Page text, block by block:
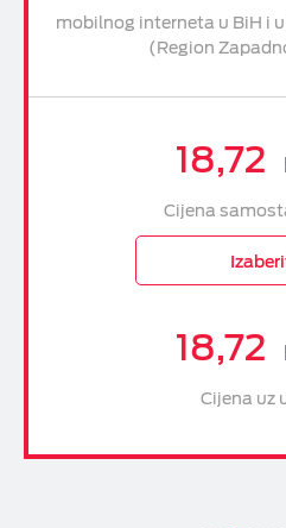
mobilnog interneta u BiH i
(Region
18,72
Cijena
18,72
Cijena uz